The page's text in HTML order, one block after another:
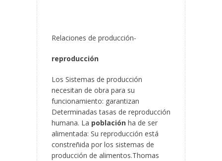
Relaciones de producción-
reproducción
Los Sistemas de producción
necesitan de obra para su
funcionamiento: garantizan
Determinadas tasas de reproducción
humana. La población ha de ser
alimentada: Su reproducción está
constreñida por los sistemas de
producción de alimentos.Thomas